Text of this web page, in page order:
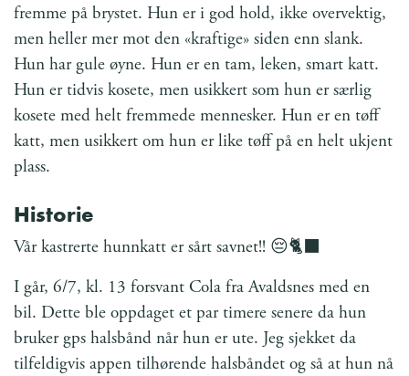
fremme på brystet. Hun er i god hold, ikke overvektig,
men heller mer mot den «kraftige» siden enn slank.
Hun har gule øyne. Hun er en tam, leken, smart katt.
Hun er tidvis kosete, men usikkert som hun er særlig
kosete med helt fremmede mennesker. Hun er en tøff
katt, men usikkert om hun er like tøff på en helt ukjent
plass.
Historie
Vår kastrerte hunnkatt er sårt savnet!! 😔🐈‍⬛
I går, 6/7, kl. 13 forsvant Cola fra Avaldsnes med en
bil. Dette ble oppdaget et par timere senere da hun
bruker gps halsbånd når hun er ute. Jeg sjekket da
tilfeldigvis appen tilhørende halsbåndet og så at hun nå